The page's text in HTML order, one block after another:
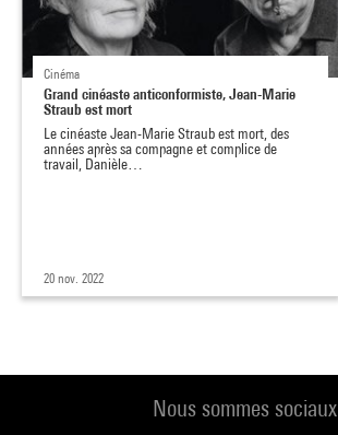
Cinéma
Grand cinéaste anticonformiste, Jean-Marie
Straub est mort
Le cinéaste Jean-Marie Straub est mort, des
années après sa compagne et complice de
travail, Danièle…
20 nov. 2022
Nous sommes sociaux